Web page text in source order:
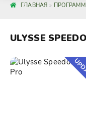
ГЛАВНАЯ »
ULYSSE